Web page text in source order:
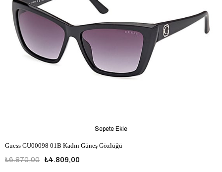
Guess GU00098 01B Kadın Güneş Gözlüğü
₺4.809,00
₺6.870,00
Sepete Ekle